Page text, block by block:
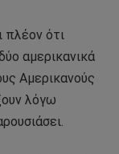
πλέον ότι
αμερικανικά
Αμερικανούς
λόγω